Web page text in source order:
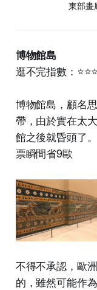
東部畫
博物館島
逛不完指數：
博物館島，顧名
帶，由於實在太
館之後就昏頭了
票瞬間省9歐
不得不承認，歐
的，雖然可能作